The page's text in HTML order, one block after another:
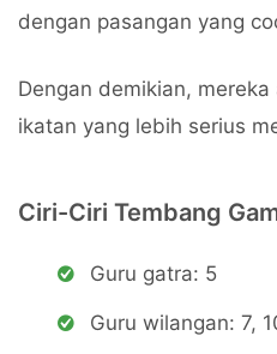
dengan pasangan yang
Dengan demikian,
ikatan yang lebih serius
Ciri-Ciri Tembang
Guru gatra: 5
Guru wilangan: 7,